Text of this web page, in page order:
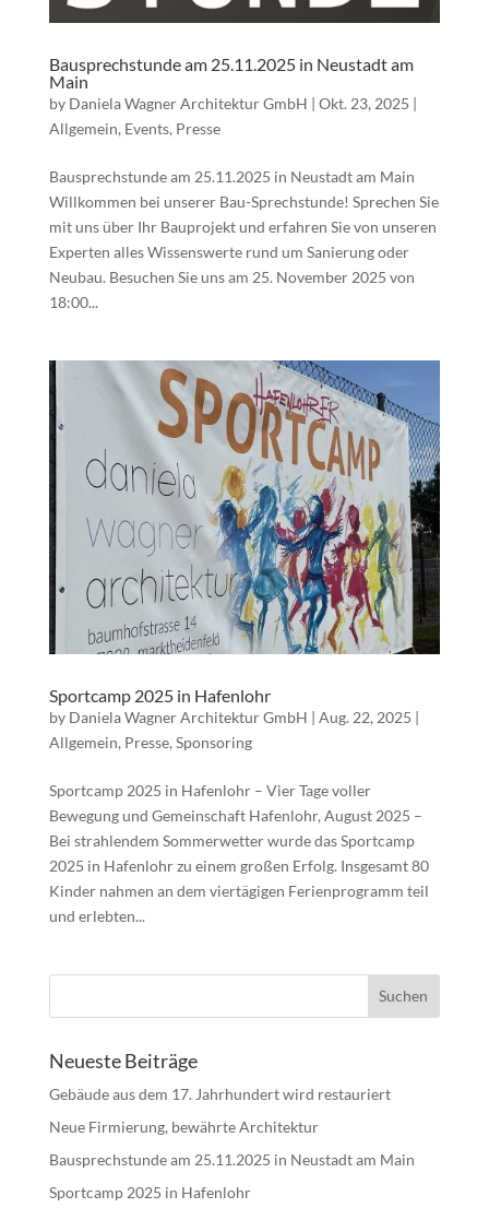
Bausprechstunde am 25.11.2025 in Neustadt am
Main
by Daniela Wagner Architektur GmbH | Okt. 23, 2025 |
Allgemein, Events, Presse
Bausprechstunde am 25.11.2025 in Neustadt am Main
Willkommen bei unserer Bau-Sprechstunde! Sprechen Sie
mit uns über Ihr Bauprojekt und erfahren Sie von unseren
Experten alles Wissenswerte rund um Sanierung oder
Neubau. Besuchen Sie uns am 25. November 2025 von
18:00...
Sportcamp 2025 in Hafenlohr
by Daniela Wagner Architektur GmbH | Aug. 22, 2025 |
Allgemein, Presse, Sponsoring
Sportcamp 2025 in Hafenlohr – Vier Tage voller
Bewegung und Gemeinschaft Hafenlohr, August 2025 –
Bei strahlendem Sommerwetter wurde das Sportcamp
2025 in Hafenlohr zu einem großen Erfolg. Insgesamt 80
Kinder nahmen an dem viertägigen Ferienprogramm teil
und erlebten...
Neueste Beiträge
Gebäude aus dem 17. Jahrhundert wird restauriert
Neue Firmierung, bewährte Architektur
Bausprechstunde am 25.11.2025 in Neustadt am Main
Sportcamp 2025 in Hafenlohr